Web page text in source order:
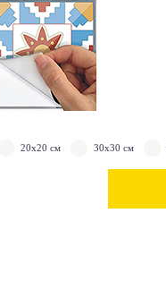
20х20 см 30х30 см